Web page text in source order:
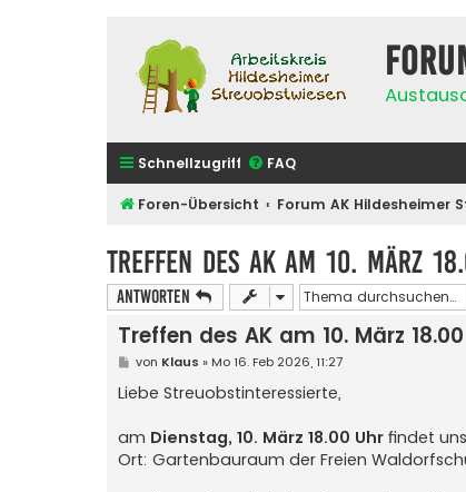
Schnellzugriff FAQ
Foren-Übersicht Forum AK Hildesheimer
Treffen des AK am 10. März
Antworten
Treffen des AK am 10. März
B
i
t
a
g
von Klaus » Mo 16. Feb 2026, 11:27
Liebe Streuobstinteressierte,
am Dienstag, 10. März 18.00 Uhr findet
Ort: Gartenbauraum der Freien